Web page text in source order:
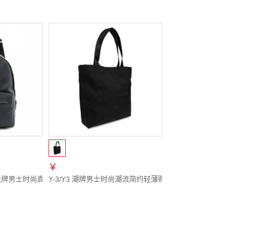
NY401 黑色 U901 均码
男士时尚真皮彩条休闲双肩包 MAK03M VT691 深蓝 U507P 均码
￥
Y-3/Y3 潮牌男士时尚潮流简约轻薄购物袋单肩手提包 KW5892 黑色